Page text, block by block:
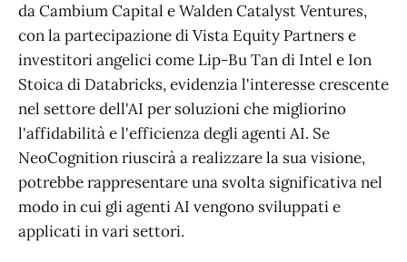
da Cambium Capital e Walden Catalyst Ventures,
con la partecipazione di Vista Equity Partners e
investitori angelici come Lip-Bu Tan di Intel e Ion
Stoica di Databricks, evidenzia l'interesse crescente
nel settore dell'AI per soluzioni che migliorino
l'affidabilità e l'efficienza degli agenti AI. Se
NeoCognition riuscirà a realizzare la sua visione,
potrebbe rappresentare una svolta significativa nel
modo in cui gli agenti AI vengono sviluppati e
applicati in vari settori.